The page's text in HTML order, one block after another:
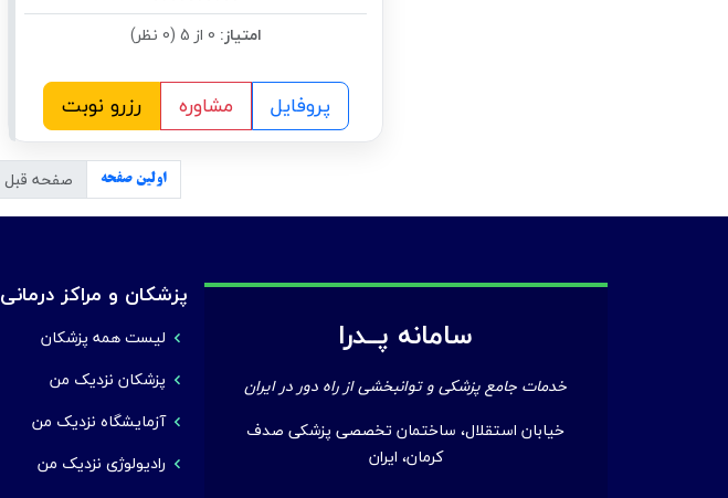
امتیاز:
پروفایل مشاوره رزرو نوبت
اولین صفحه صفحه قبل
سامانه پــدرا
خدمات جامع پزشکی و توانبخشی از راه دور در ایران
خیابان استقلال، ساختمان تخصصی پزشکی صدف
کرمان، ایران
پزشکان و مراکز درمانی
لیست همه پزشکان
پزشکان نزدیک من
آزمایشگاه نزدیک من
رادیولوژی نزدیک من